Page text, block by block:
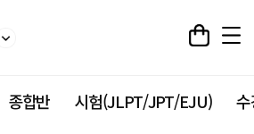
종합반 시험(JLPT/JPT/EJU)